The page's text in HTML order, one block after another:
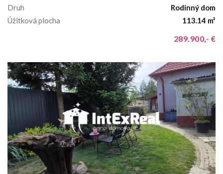
Druh
Rodinný dom
Úžitková plocha
113.14 m²
289.900,- €